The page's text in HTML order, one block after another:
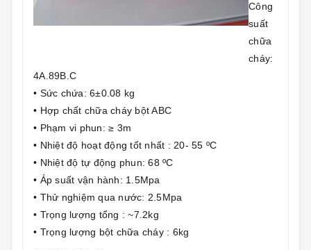
Công
suất
chữa
cháy:
4A.89B.C
• Sức chứa: 6±0.08 kg
• Hợp chất chữa cháy bột ABC
• Phạm vi phun: ≥ 3m
• Nhiệt độ hoạt động tốt nhất : 20- 55 ºC
• Nhiệt độ tự động phun: 68 ºC
• Áp suất vận hành: 1.5Mpa
• Thử nghiệm qua nước: 2.5Mpa
• Trọng lượng tổng : ~7.2kg
• Trọng lượng bột chữa cháy : 6kg